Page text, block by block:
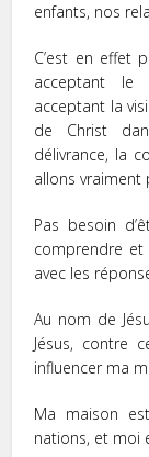
enfants, nos
C’est en effet
acceptant le
acceptant la
de Christ
délivrance, la
allons
Pas besoin
comprendre et
avec les
Au nom de
Jésus, contre
influencer ma
Ma maison
nations, et moi